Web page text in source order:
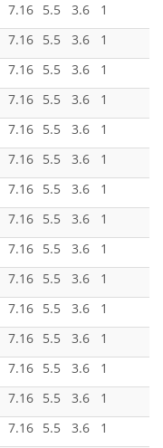
7.16 5.5 3.6
1
7.16 5.5 3.6
1
7.16 5.5 3.6
1
7.16 5.5 3.6
1
7.16 5.5 3.6
1
7.16 5.5 3.6
1
7.16 5.5 3.6
1
7.16 5.5 3.6
1
7.16 5.5 3.6
1
7.16 5.5 3.6
1
7.16 5.5 3.6
1
7.16 5.5 3.6
1
7.16 5.5 3.6
1
7.16 5.5 3.6
1
7.16 5.5 3.6
1